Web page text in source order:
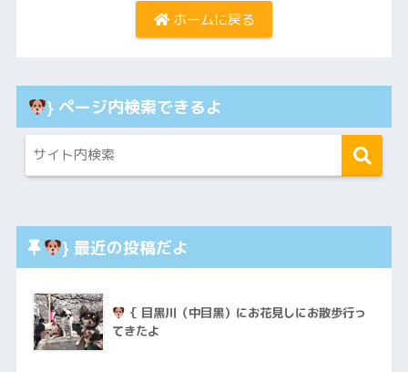
ホームに戻る
} ページ内検索できるよ
} 最近の投稿だよ
｛ 目黒川（中目黒）にお花見しにお散歩行っ
てきたよ